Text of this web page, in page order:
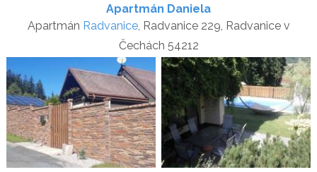
Apartmán Daniela
Apartmán Radvanice, Radvanice 229, Radvanice v
Čechách 54212